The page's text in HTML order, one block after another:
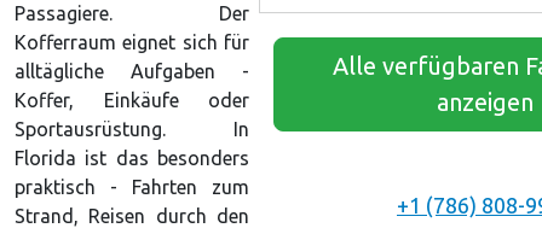
Alle verfügbaren
anzeigen
+1 (786) 808-
Passagiere. Der
Kofferraum eignet sich für
alltägliche Aufgaben -
Koffer, Einkäufe oder
Sportausrüstung. In
Florida ist das besonders
praktisch - Fahrten zum
Strand, Reisen durch den